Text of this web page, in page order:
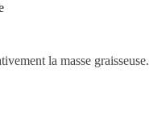
la masse graisseuse.